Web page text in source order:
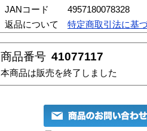
JANコード
4957180078328
返品について
特定商取引法に基
商品番号 41077117
本商品は販売を終了しました